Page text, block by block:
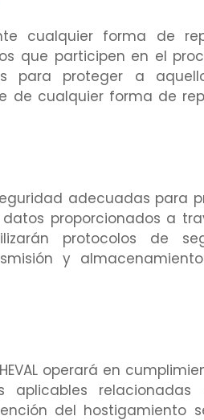
cualquier forma de
que participen en el
para proteger a
de cualquier forma de
adecuadas para
proporcionados a
protocolos de
y
operará en
aplicables relacionadas
del hostigamiento